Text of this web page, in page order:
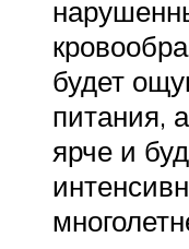
будет
питания,
ярче и